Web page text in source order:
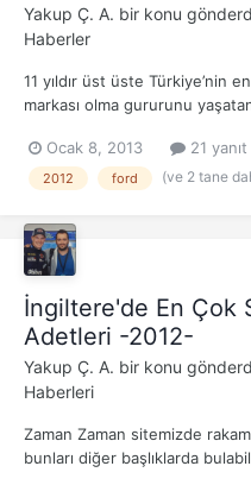
Yakup Ç. A. bir konu
Haberler
11 yıldır üst üste Türkiye’nin
markası olma gururunu
Ocak 8, 2013
21 yanıt
2012 ford (ve 2 tane
İngiltere'de En Çok
Adetleri -2012-
Yakup Ç. A. bir konu
Haberleri
Zaman Zaman sitemizde
bunları diğer başlıklarda